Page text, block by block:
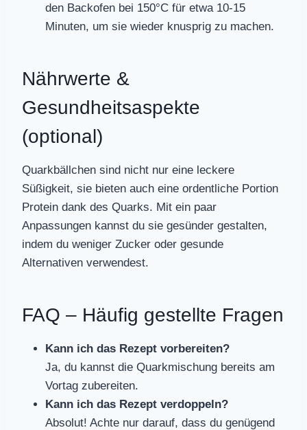
den Backofen bei 150°C für etwa 10-15
Minuten, um sie wieder knusprig zu machen.
Nährwerte &
Gesundheitsaspekte
(optional)
Quarkbällchen sind nicht nur eine leckere
Süßigkeit, sie bieten auch eine ordentliche Portion
Protein dank des Quarks. Mit ein paar
Anpassungen kannst du sie gesünder gestalten,
indem du weniger Zucker oder gesunde
Alternativen verwendest.
FAQ – Häufig gestellte Fragen
Kann ich das Rezept vorbereiten?
Ja, du kannst die Quarkmischung bereits am
Vortag zubereiten.
Kann ich das Rezept verdoppeln?
Absolut! Achte nur darauf, dass du genügend